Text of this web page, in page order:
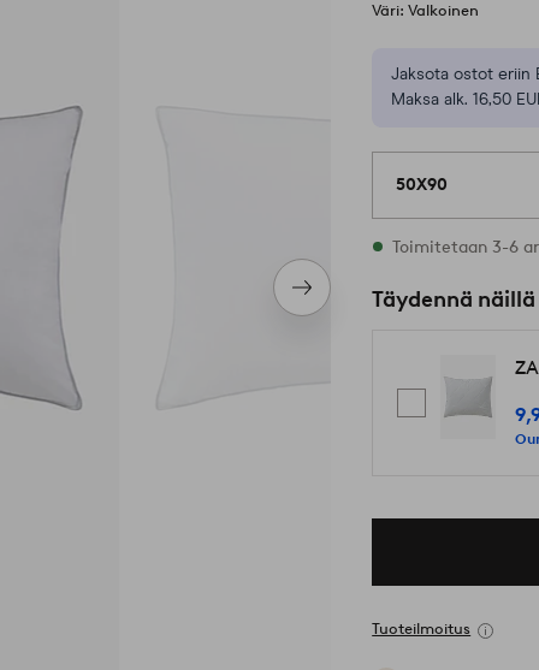
Seuraava
tuote
Väri: Valkoinen
Jaksota ostot eriin
Maksa alk. 16,50
50X90
Varastossa
Toimitetaan 3-6
Täydennä näillä
Tuoteilmoitus